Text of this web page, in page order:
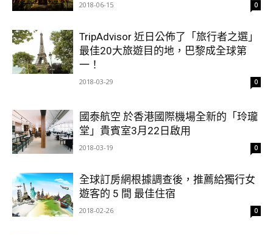
2018-06-15 0
TripAdvisor 近日公佈了「旅行者之選」
最佳20大旅遊目的地，巴黎成全球第
一！
2018-03-29 0
國泰航空 於香港國際機場全新的「玲瓏
堂」貴賓室3月22日啟用
2018-03-19 0
全球訂房網根據調查後，推薦給獨行女
遊客的 5 間 最佳住宿
2018-02-26 0